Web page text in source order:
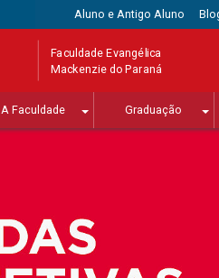
Aluno e Antigo Aluno
Faculdade Evangélica
Mackenzie do Paraná
A Faculdade Graduação